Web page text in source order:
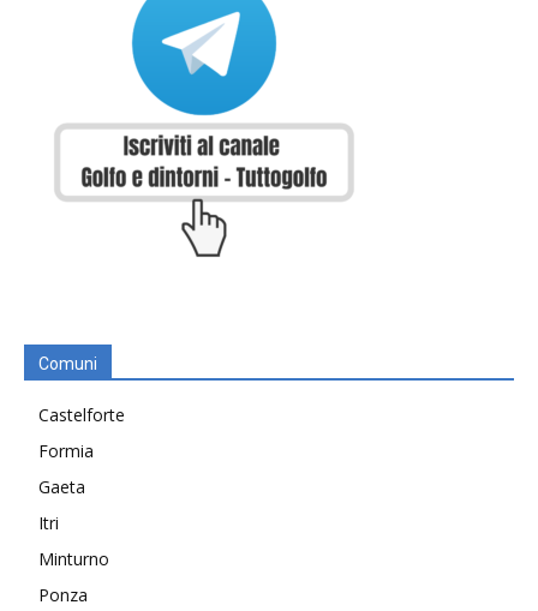
Comuni
Castelforte
Formia
Gaeta
Itri
Minturno
Ponza